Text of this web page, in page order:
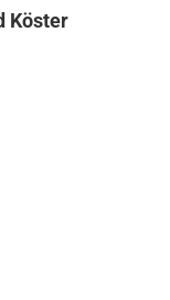
Köster